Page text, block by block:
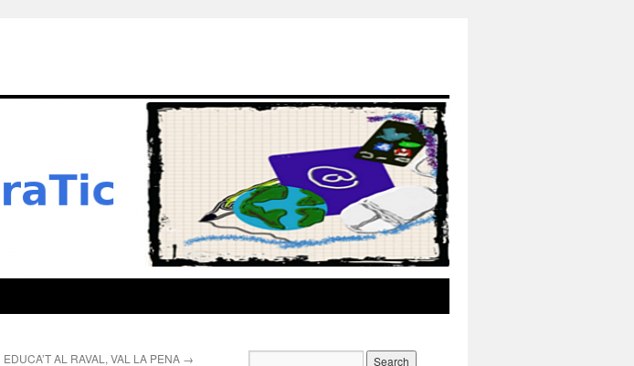
EDUCA’T AL RAVAL, VAL LA PENA →